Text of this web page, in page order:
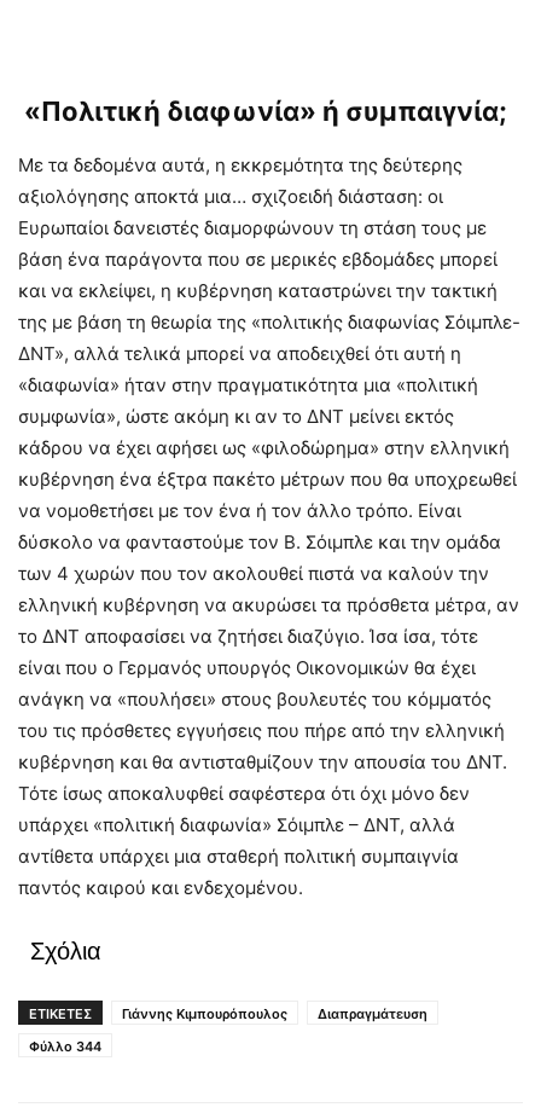
«Πολιτική διαφωνία» ή συμπαιγνία;
Με τα δεδομένα αυτά, η εκκρεμότητα της δεύτερης
αξιολόγησης αποκτά μια… σχιζοειδή διάσταση: οι
Ευρωπαίοι δανειστές διαμορφώνουν τη στάση τους με
βάση ένα παράγοντα που σε μερικές εβδομάδες μπορεί
και να εκλείψει, η κυβέρνηση καταστρώνει την τακτική
της με βάση τη θεωρία της «πολιτικής διαφωνίας Σόιμπλε-
ΔΝΤ», αλλά τελικά μπορεί να αποδειχθεί ότι αυτή η
«διαφωνία» ήταν στην πραγματικότητα μια «πολιτική
συμφωνία», ώστε ακόμη κι αν το ΔΝΤ μείνει εκτός
κάδρου να έχει αφήσει ως «φιλοδώρημα» στην ελληνική
κυβέρνηση ένα έξτρα πακέτο μέτρων που θα υποχρεωθεί
να νομοθετήσει με τον ένα ή τον άλλο τρόπο. Είναι
δύσκολο να φανταστούμε τον Β. Σόιμπλε και την ομάδα
των 4 χωρών που τον ακολουθεί πιστά να καλούν την
ελληνική κυβέρνηση να ακυρώσει τα πρόσθετα μέτρα, αν
το ΔΝΤ αποφασίσει να ζητήσει διαζύγιο. Ίσα ίσα, τότε
είναι που ο Γερμανός υπουργός Οικονομικών θα έχει
ανάγκη να «πουλήσει» στους βουλευτές του κόμματός
του τις πρόσθετες εγγυήσεις που πήρε από την ελληνική
κυβέρνηση και θα αντισταθμίζουν την απουσία του ΔΝΤ.
Τότε ίσως αποκαλυφθεί σαφέστερα ότι όχι μόνο δεν
υπάρχει «πολιτική διαφωνία» Σόιμπλε – ΔΝΤ, αλλά
αντίθετα υπάρχει μια σταθερή πολιτική συμπαιγνία
παντός καιρού και ενδεχομένου.
Σχόλια
ΕΤΙΚΕΤΕΣ Γιάννης Κιμπουρόπουλος
Διαπραγμάτευση
Φύλλο 344